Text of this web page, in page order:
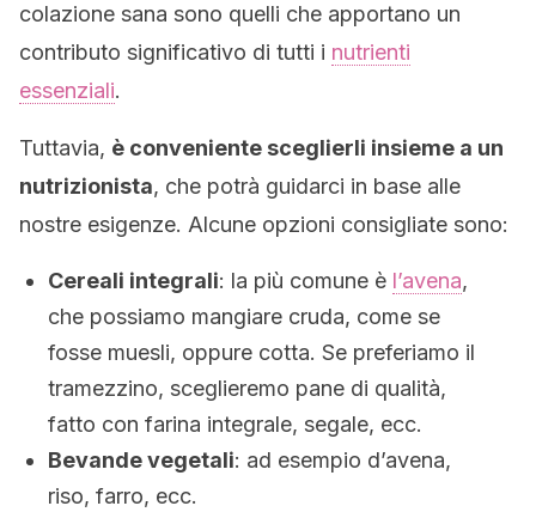
colazione sana sono quelli che apportano un
contributo significativo di tutti i nutrienti
essenziali.
Tuttavia, è conveniente sceglierli insieme a un
nutrizionista, che potrà guidarci in base alle
nostre esigenze. Alcune opzioni consigliate sono:
Cereali integrali: la più comune è l’avena,
che possiamo mangiare cruda, come se
fosse muesli, oppure cotta. Se preferiamo il
tramezzino, sceglieremo pane di qualità,
fatto con farina integrale, segale, ecc.
Bevande vegetali: ad esempio d’avena,
riso, farro, ecc.